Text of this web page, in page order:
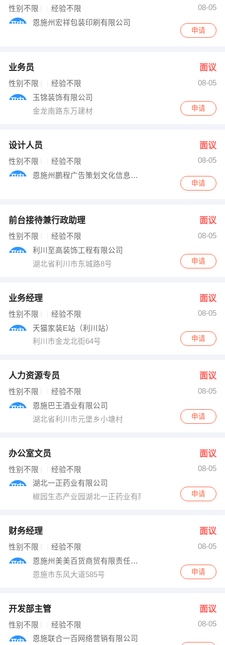
性别不限 经验不限
08-05
恩施州宏祥包装印刷有限公司
申请
业务员 面议
性别不限 经验不限
08-05
玉锦装饰有限公司
金龙南路东万建材
申请
设计人员 面议
性别不限 经验不限
08-05
恩施州鹏程广告策划文化信息有限责任公司
申请
前台接待兼行政助理 面议
性别不限 经验不限
08-05
利川至高装饰工程有限公司
湖北省利川市东城路8号
申请
业务经理 面议
性别不限 经验不限
08-05
天猫家装E站（利川站）
利川市金龙北街64号
申请
人力资源专员 面议
性别不限 经验不限
08-05
恩施巴王酒业有限公司
湖北省利川市元堡乡小塘村
申请
办公室文员 面议
性别不限 经验不限
08-05
湖北一正药业有限公司
椒园生态产业园湖北一正药业有限公司
申请
财务经理 面议
性别不限 经验不限
08-05
恩施州美美百货商贸有限责任公司
恩施市东风大道585号
申请
开发部主管 面议
性别不限 经验不限
08-05
恩施联合一百网络营销有限公司